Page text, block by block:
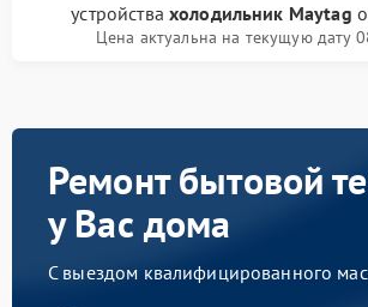
устройства холодильник Maytag
Цена актуальна на текущую дату
Ремонт бытовой
у Вас дома
С выездом квалифицированного